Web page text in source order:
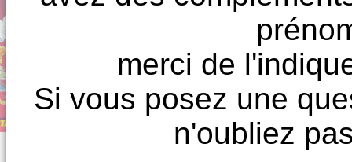
merci de
Si vous posez une
n'oubliez